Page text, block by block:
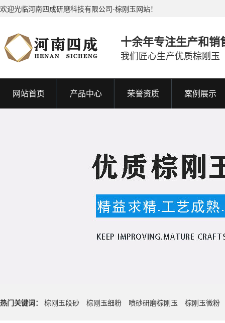
欢迎光临河南四成研磨科技有限公司-棕刚玉网站！
十余年专注生产和销
我们匠心生产优质棕刚玉
网站首页 产品中心 荣誉资质 案例展示
热门关键词： 棕刚玉段砂 棕刚玉细粉 喷砂研磨棕刚玉 棕刚玉微粉